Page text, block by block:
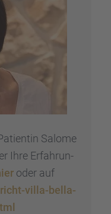
Salome
Ihre Erfah­run­
oder auf
villa-bella-